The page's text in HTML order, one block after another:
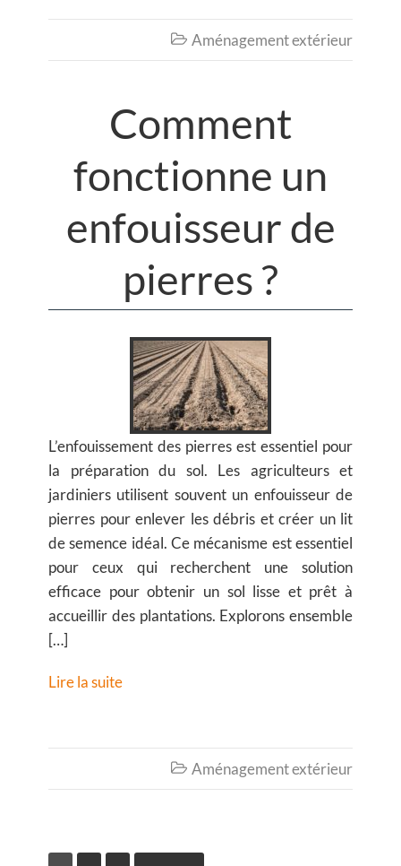
 Aménagement extérieur
Comment
fonctionne un
enfouisseur de
pierres ?
L’enfouissement des pierres est essentiel pour
la préparation du sol. Les agriculteurs et
jardiniers utilisent souvent un enfouisseur de
pierres pour enlever les débris et créer un lit
de semence idéal. Ce mécanisme est essentiel
pour ceux qui recherchent une solution
efficace pour obtenir un sol lisse et prêt à
accueillir des plantations. Explorons ensemble
[…]
Lire la suite
 Aménagement extérieur